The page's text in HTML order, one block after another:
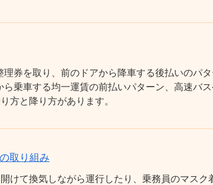
券を取り、前のドアから降車する後払いのパタ
乗車する均一運賃の前払いパターン、高速バ
方と降り方があります。
取り組み
けて換気しながら運行したり、乗務員のマスク